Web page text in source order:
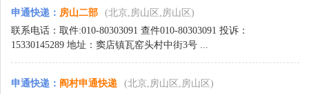
申通快递 ： 房山二部
(北京,房山区,房山区)
联系电话：取件:010-80303091 查件010-80303091 投诉：
15330145289 地址：窦店镇瓦窑头村中街3号 ...
申通快递 ： 阎村申通快递
(北京,房山区,房山区)